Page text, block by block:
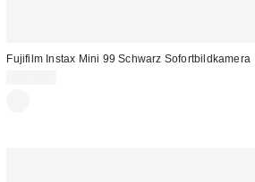
Fujifilm Instax Mini 99 Schwarz Sofortbildkamera